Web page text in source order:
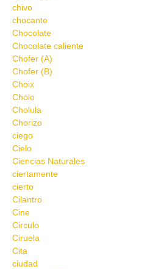
chivo
chocante
Chocolate
Chocolate caliente
Chofer (A)
Chofer (B)
Choix
Cholo
Cholula
Chorizo
ciego
Cielo
Ciencias Naturales
ciertamente
cierto
Cilantro
Cine
Circulo
Ciruela
Cita
ciudad